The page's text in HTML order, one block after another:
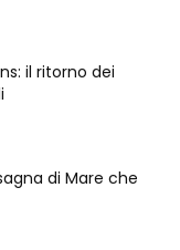
il ritorno dei
di Mare che